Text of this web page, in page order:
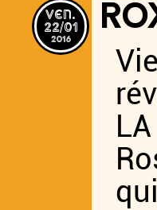
ven.
22/01
2016